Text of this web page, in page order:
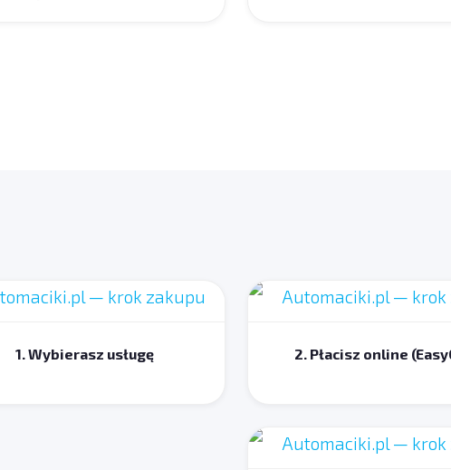
1. Wybierasz usługę 2. Płacisz online